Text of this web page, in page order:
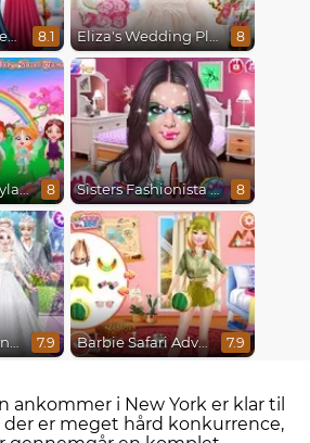
Princess Girls Wedding Trip 8.1 Eliza's Wedding Planner 8
Baby Hazel Fairyland Ballet 8 Sisters Fashionista Makeup 8
Elsa's Wonderland Wedding 7.9 Barbie Safari Adventure 7.9
ankommer i New York er klar til
der er meget hård konkurrence,